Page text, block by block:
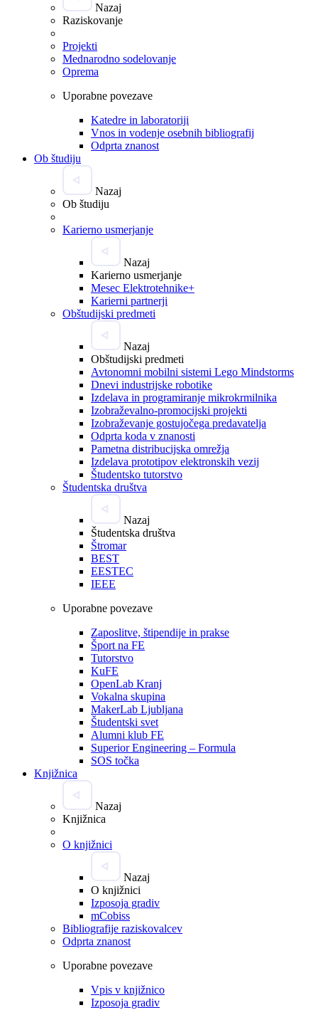
Nazaj
Raziskovanje
Projekti
Mednarodno sodelovanje
Oprema
Uporabne povezave
Katedre in laboratoriji
Vnos in vodenje osebnih bibliografij
Odprta znanost
Ob študiju
Nazaj
Ob študiju
Karierno usmerjanje
Nazaj
Karierno usmerjanje
Mesec Elektrotehnike+
Karierni partnerji
Obštudijski predmeti
Nazaj
Obštudijski predmeti
Avtonomni mobilni sistemi Lego Mindstorms
Dnevi industrijske robotike
Izdelava in programiranje mikrokrmilnika
Izobraževalno-promocijski projekti
Izobraževanje gostujočega predavatelja
Odprta koda v znanosti
Pametna distribucijska omrežja
Izdelava prototipov elektronskih vezij
Študentsko tutorstvo
Študentska društva
Nazaj
Študentska društva
Štromar
BEST
EESTEC
IEEE
Uporabne povezave
Zaposlitve, štipendije in prakse
Šport na FE
Tutorstvo
KuFE
OpenLab Kranj
Vokalna skupina
MakerLab Ljubljana
Študentski svet
Alumni klub FE
Superior Engineering – Formula
SOS točka
Knjižnica
Nazaj
Knjižnica
O knjižnici
Nazaj
O knjižnici
Izposoja gradiv
mCobiss
Bibliografije raziskovalcev
Odprta znanost
Uporabne povezave
Vpis v knjižnico
Izposoja gradiv